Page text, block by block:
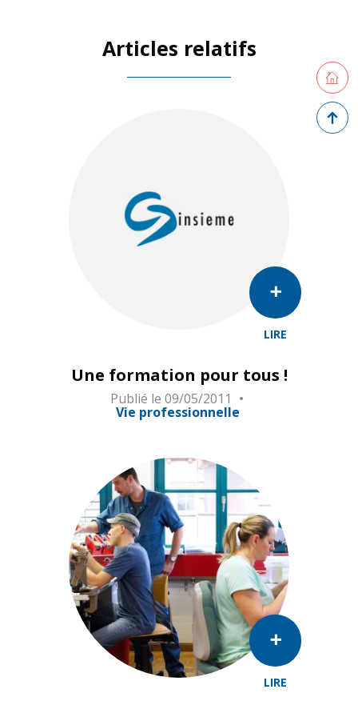
Articles relatifs
LIRE
Une formation pour tous !
Publié le 09/05/2011
Vie professionnelle
LIRE
Retour